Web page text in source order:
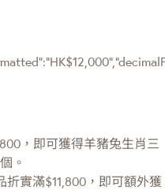
，即可獲得羊豬兔生肖三
。
實滿$11,800，即可額外獲